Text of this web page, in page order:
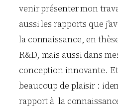
venir présenter mon
aussi les rapports que
la connaissance, en
R&D, mais aussi dans
conception innovante. Et
beaucoup de plaisir :
rapport à la